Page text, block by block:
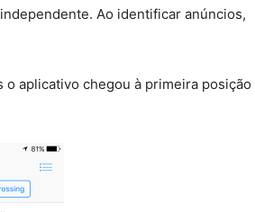
Ao identificar anúncios,
aplicativo chegou à primeira posição